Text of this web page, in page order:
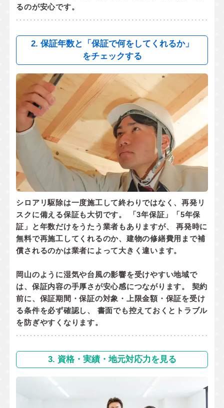
るのが安心です。
2. 保証年数と「保証で何をしてくれるか」
をチェックする
シロアリ駆除は一度施工して終わりではなく、再発リ
スクに備える保証も大切です。 「3年保証」「5年保
証」と年数だけをうたう業者もありますが、 再発時に
無料で再施工してくれるのか、 建物の修繕費用まで補
償されるのかは業者によって大きく違います。
岡山のように湿気や台風の影響を受けやすい地域で
は、保証内容の手厚さが安心感につながります。 契約
前に、 保証期間・保証の対象・上限金額・保証を受け
る条件を必ず確認し、 書面でも控えておくとトラブル
を防ぎやすくなります。
3. 資格・実績・地元対応力を見る